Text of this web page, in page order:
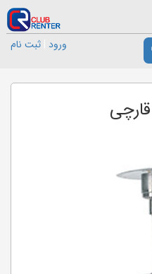
ورود ثبت نام